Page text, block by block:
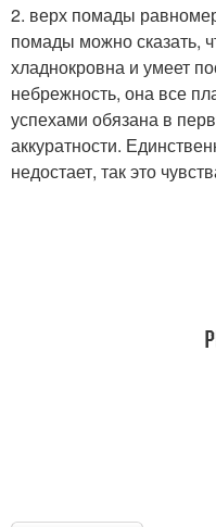
2. верх помады
помады можно сказать,
хладнокровна и умеет
небрежность, она все
успехами обязана в
аккуратности.
недостает, так это